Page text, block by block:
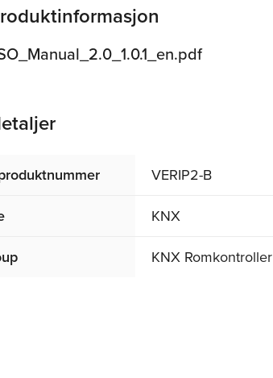
VERIP2-B
KNX
KNX Romkontroller